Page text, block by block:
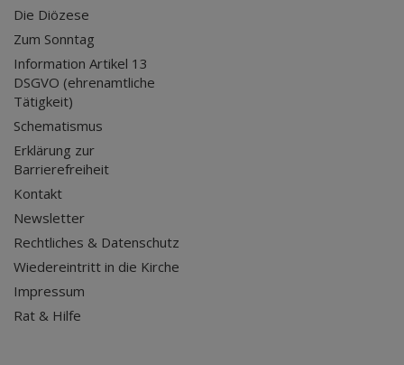
Die Diözese
Zum Sonntag
Information Artikel 13
DSGVO (ehrenamtliche
Tätigkeit)
Schematismus
Erklärung zur
Barrierefreiheit
Kontakt
Newsletter
Rechtliches & Datenschutz
Wiedereintritt in die Kirche
Impressum
Rat & Hilfe